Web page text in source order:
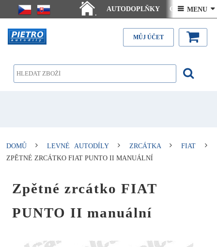
.
AUTODOPLŇKY Ceny doručení
Články - návody Kontakt
 MENU 
MŮJ ÚČET
DOMŮ LEVNÉ AUTODÍLY ZRCÁTKA
FIAT
ZPĚTNÉ ZRCÁTKO FIAT PUNTO II MANUÁLNÍ
Zpětné zrcátko FIAT
PUNTO II manuální